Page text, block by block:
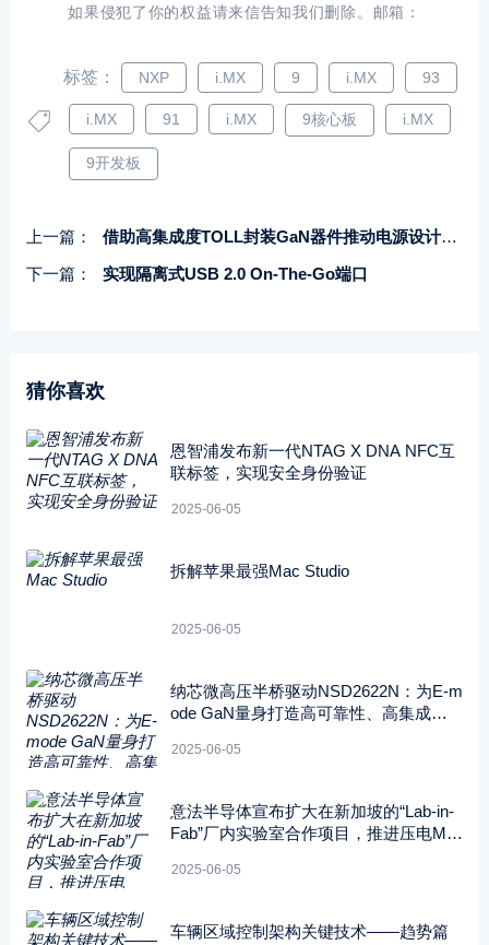
如果侵犯了你的权益请来信告知我们删除。邮箱：
标签： NXP i.MX 9 i.MX 93
i.MX 91 i.MX 9核心板 i.MX
9开发板
上一篇：
借助高集成度TOLL封装GaN器件推动电源设计创新
下一篇：
实现隔离式USB 2.0 On-The-Go端口
猜你喜欢
恩智浦发布新一代NTAG X DNA NFC互
联标签，实现安全身份验证
2025-06-05
拆解苹果最强Mac Studio
2025-06-05
纳芯微高压半桥驱动NSD2622N：为E-m
ode GaN量身打造高可靠性、高集成度
2025-06-05
意法半导体宣布扩大在新加坡的“Lab-in-
Fab”厂内实验室合作项目，推进压电ME
2025-06-05
车辆区域控制架构关键技术——趋势篇